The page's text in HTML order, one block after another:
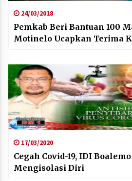
24/03/2018
Pemkab Beri Bantuan 100
Motinelo Ucapkan Terima
17/03/2020
Cegah Covid-19, IDI
Mengisolasi Diri